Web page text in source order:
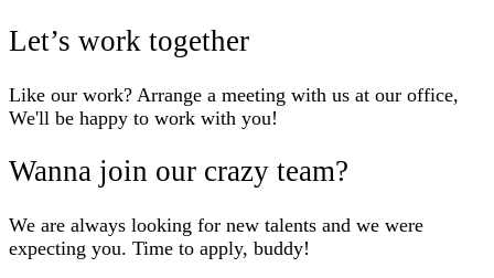
Let’s work together
Like our work? Arrange a meeting with us at our office,
We'll be happy to work with you!
Wanna join our crazy team?
We are always looking for new talents and we were
expecting you. Time to apply, buddy!